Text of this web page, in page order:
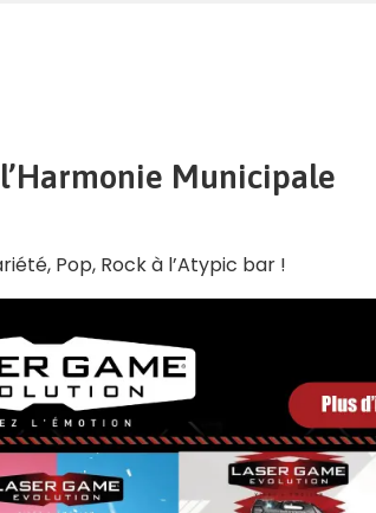
Municipale
Pop, Rock à l’Atypic bar !